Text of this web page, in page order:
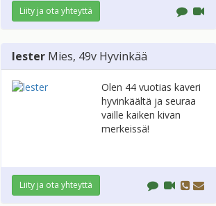
Liity ja ota yhteyttä
lester Mies, 49v Hyvinkää
Olen 44 vuotias kaveri
hyvinkäältä ja seuraa
vaille kaiken kivan
merkeissä!
Liity ja ota yhteyttä